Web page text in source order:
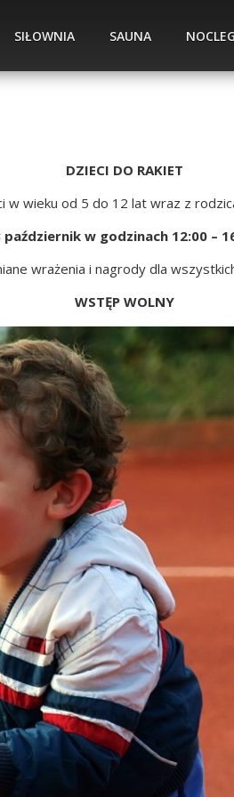
SIŁOWNIA SAUNA NOCLEG
DZIECI DO RAKIET
w wieku od 5 do 12 lat wraz z
październik w godzinach 12:00 –
wrażenia i nagrody dla
WSTĘP WOLNY